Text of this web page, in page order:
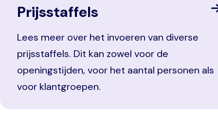
Prijsstaffels
Lees meer over het invoeren van diverse
prijsstaffels. Dit kan zowel voor de
openingstijden, voor het aantal personen als
voor klantgroepen.